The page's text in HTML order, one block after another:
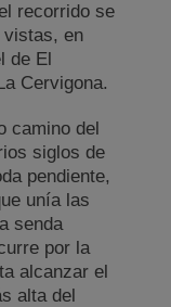
recorrido se
vistas, en
de El
Cervigona.
camino del
siglos de
pendiente,
unía las
senda
por la
alcanzar el
alta del